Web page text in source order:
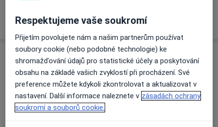
Jak fungují ceny?
Adresa
Justsmile-zubní ordinace
Rokytova 10, 615 00
Respektujeme vaše soukromí
Přijetím povolujete nám a našim partnerům používat
soubory cookie (nebo podobné technologie) ke
shromažďování údajů pro statistické účely a poskytování
obsahu na základě vašich zvyklostí při procházení. Své
preference můžete kdykoli zkontrolovat a aktualizovat v
nastavení. Další informace naleznete v zásadách ochrany
soukromí a souborů cookie.